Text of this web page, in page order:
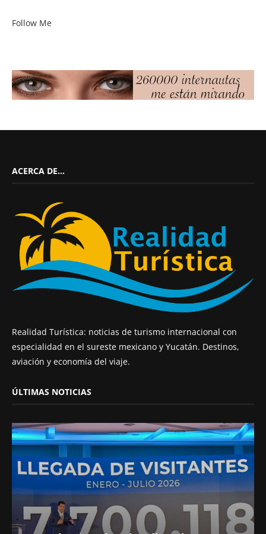
Follow Me
ACERCA DE…
Realidad Turística: noticias de turismo internacional con
especialidad en el sureste mexicano y Yucatán. Destinos,
aviación y economía del viaje.
ÚLTIMAS NOTICIAS